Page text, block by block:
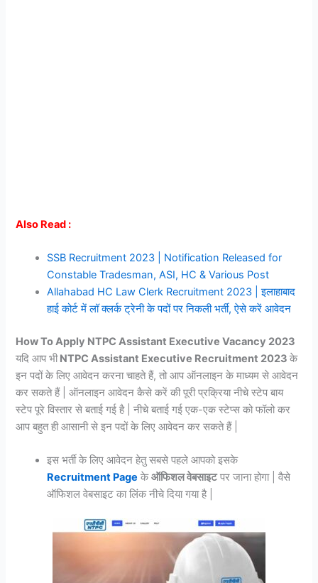
Also Read :
SSB Recruitment 2023 | Notification Released for
Constable Tradesman, ASI, HC & Various Post
Allahabad HC Law Clerk Recruitment 2023 | इलाहाबाद
हाई कोर्ट में लॉ क्लर्क ट्रेनी के पदों पर निकली भर्ती, ऐसे करें आवेदन
How To Apply NTPC Assistant Executive Vacancy 2023
यदि आप भीNTPC Assistant Executive Recruitment 2023के
इन पदों के लिए आवेदन करना चाहते हैं, तो आप ऑनलाइन के माध्यम से आवेदन
कर सकते हैं | ऑनलाइन आवेदन कैसे करें की पूरी प्रक्रिया नीचे स्टेप बाय
स्टेप पूरे विस्तार से बताई गई है | नीचे बताई गई एक-एक स्टेप्स को फॉलो कर
आप बहुत ही आसानी से इन पदों के लिए आवेदन कर सकते हैं |
इस भर्ती के लिए आवेदन हेतु सबसे पहले आपको इसके
Recruitment Page केऑफिशल वेबसाइटपर जाना होगा | वैसे
ऑफिशल वेबसाइट का लिंक नीचे दिया गया है |